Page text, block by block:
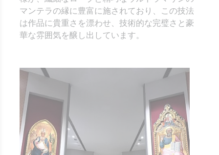
マンテラの縁に豊富に施されており、この技法
は作品に貴重さを漂わせ、技術的な完璧さと豪
華な雰囲気を醸し出しています。